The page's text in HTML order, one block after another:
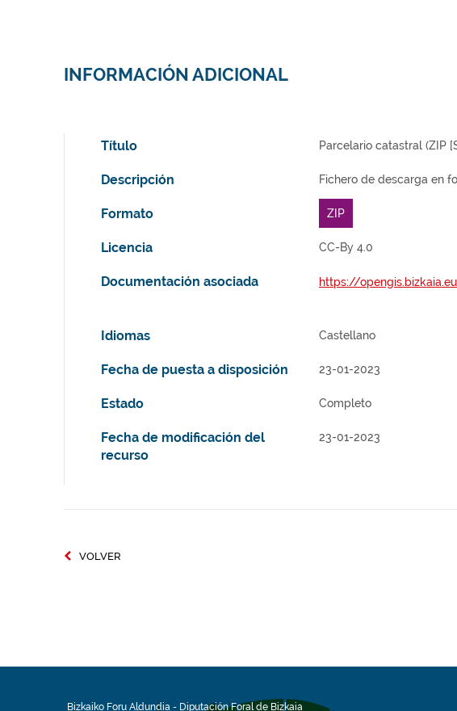
INFORMACIÓN ADICIONAL
Título Parcelario catastral (ZIP
Descripción Fichero de descarga en
Formato ZIP
Licencia CC-By 4.0
Documentación asociada https://
Idiomas Castellano
Fecha de puesta a disposición 23-01-2023
Estado Completo
Fecha de modificación del
recurso
23-01-2023
VOLVER
Bizkaiko Foru Aldundia - Diputación Foral de Bizkaia